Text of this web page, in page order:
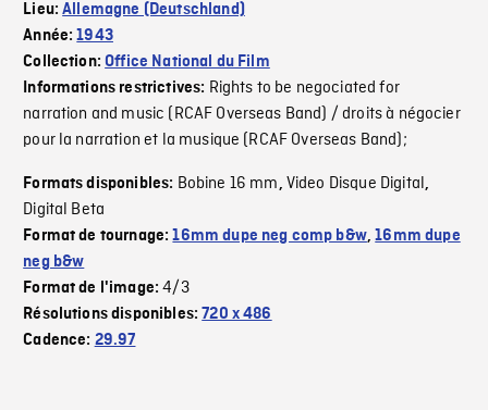
Lieu:Allemagne (Deutschland)
Année:1943
Collection:Office National du Film
Informations restrictives: Rights to be negociated for
narration and music (RCAF Overseas Band) / droits à négocier
pour la narration et la musique (RCAF Overseas Band);
Formats disponibles: Bobine 16 mm, Video Disque Digital,
Digital Beta
Format de tournage:16mm dupe neg comp b&w,16mm dupe
neg b&w
Format de l'image:4/3
Résolutions disponibles:720 x 486
Cadence: 29.97